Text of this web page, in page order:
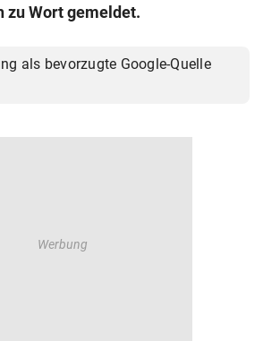
zu Wort gemeldet.
als bevorzugte Google-Quelle